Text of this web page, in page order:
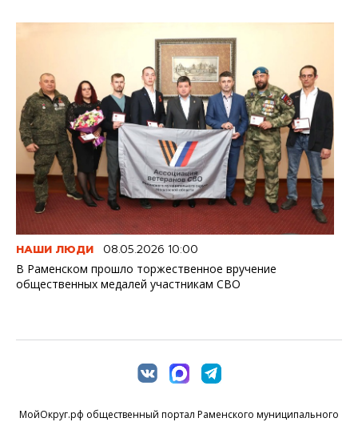
НАШИ ЛЮДИ 08.05.2026 10:00
В Раменском прошло торжественное вручение
общественных медалей участникам СВО
МойОкруг.рф общественный портал Раменского муниципального